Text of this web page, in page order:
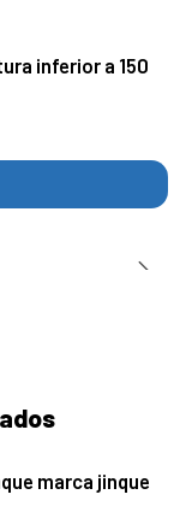
inferior a 150
marca jinque